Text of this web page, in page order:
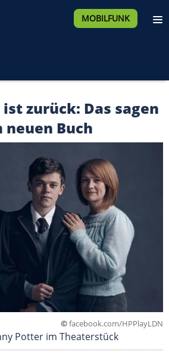
MOBILFUNK
zurück: Das sagen
neuen Buch
©facebook.com/HPPlayLDN
Potter im Theaterstück